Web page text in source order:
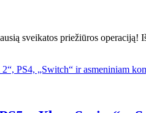
sveikatos priežiūros